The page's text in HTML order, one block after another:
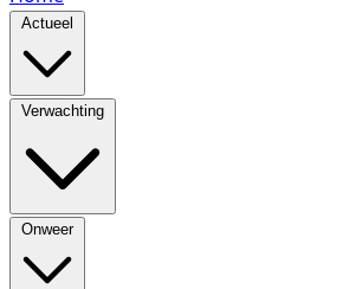
Actueel
Verwachting
Onweer